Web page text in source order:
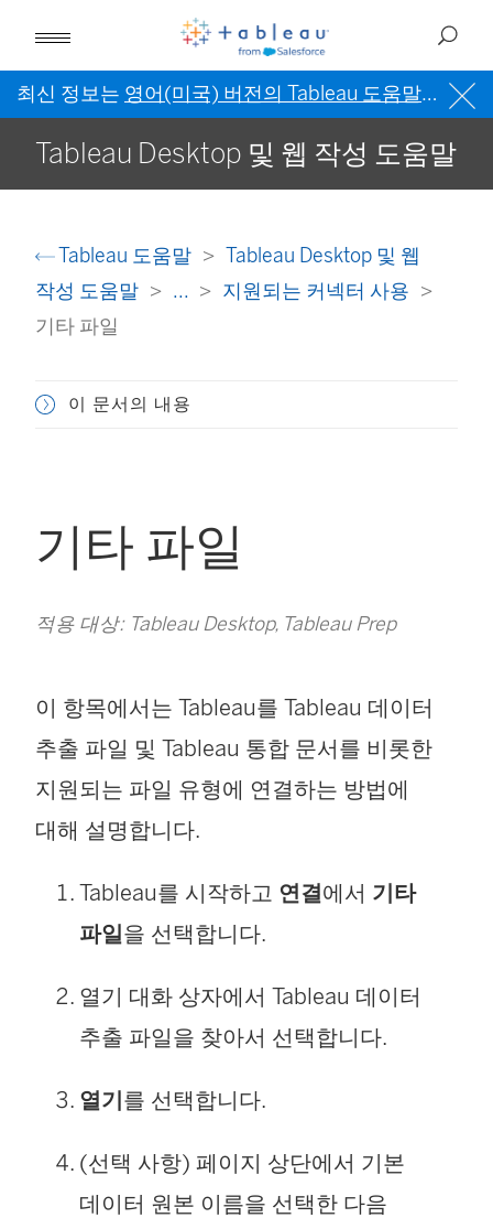
최신 정보는 영어(미국) 버전의 Tableau 도움말을 참조
Tableau Desktop 및 웹 작성 도움말
Tableau 도움말
Tableau Desktop 및 웹
작성 도움말
...
지원되는 커넥터 사용
기타 파일
이 문서의 내용
기타 파일
적용 대상: Tableau Desktop, Tableau Prep
이 항목에서는 Tableau를 Tableau 데이터
추출 파일 및 Tableau 통합 문서를 비롯한
지원되는 파일 유형에 연결하는 방법에
대해 설명합니다.
Tableau를 시작하고 연결에서 기타
파일을 선택합니다.
열기 대화 상자에서 Tableau 데이터
추출 파일을 찾아서 선택합니다.
열기를 선택합니다.
(선택 사항) 페이지 상단에서 기본
데이터 원본 이름을 선택한 다음